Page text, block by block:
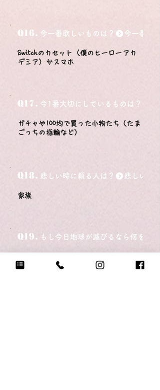
Q16. 今一番欲しいものは？
Switchのカセット（僕のヒーローアカ
デミア）かスマホ
Q17. 今1番大切にしているものは？
ガチャや100均で買った小物たち（たま
ごっちの指輪など）
Q18. 悲しい時に頼る人は？
家族
Q19. もし今日地球が滅びるなら何をする
遊ぶ